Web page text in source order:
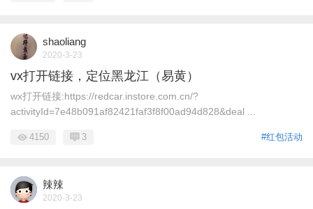
shaoliang
2020-3-23
vx打开链接，定位黑龙江（易黄）
wx打开链接:https://redcar.instore.com.cn/?
activityId=7e48b091af82421faf3f8f00ad94d828&deal ...
#红包活动
4150 3
辣辣
2020-3-23